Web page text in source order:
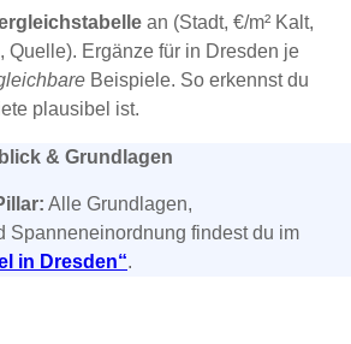
an (Stadt, €/m² Kalt,
Quelle). Ergänze für in Dresden je
Beispiele. So erkennst du
plausibel ist.
& Grundlagen
Alle Grundlagen,
Spanneneinordnung findest du im
in Dresden“.